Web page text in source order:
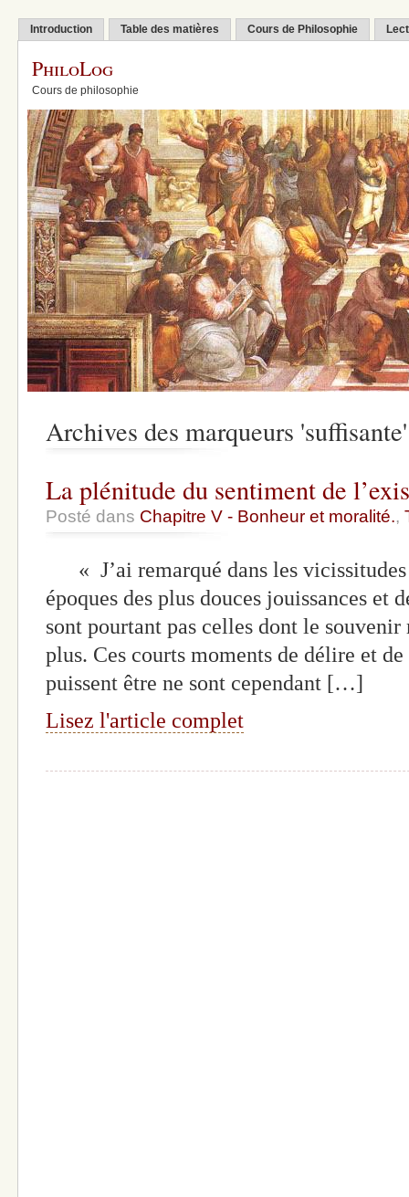
Introduction Table des matières Cours de Philosophie
PhiloLog
Cours de philosophie
Archives des marqueurs 'suffisante'
La plénitude du sentiment de
Posté dans Chapitre V - Bonheur et moralité.,
« J’ai remarqué dans les vicissitudes
époques des plus douces jouissances et
sont pourtant pas celles dont le
plus. Ces courts moments de délire et
puissent être ne sont cependant […]
Lisez l'article complet